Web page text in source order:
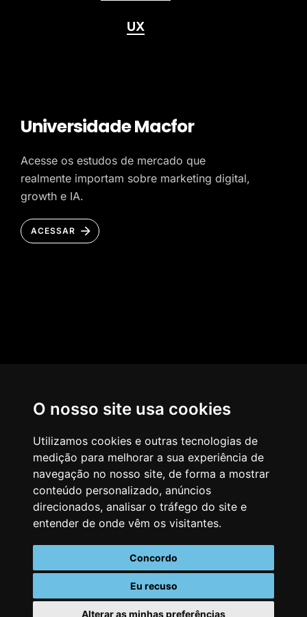
O nosso site usa cookies
Utilizamos cookies e outras tecnologias de
medição para melhorar a sua experiência de
navegação no nosso site, de forma a mostrar
conteúdo personalizado, anúncios
direcionados, analisar o tráfego do site e
entender de onde vêm os visitantes.
Concordo
Eu recuso
Alterar as minhas preferências
UX
Universidade Macfor
Acesse os estudos de mercado que
realmente importam sobre marketing digital,
growth e IA.
ACESSAR
AGÊNCIA
COMO PENSAMOS
NOSSOS SERVIÇOS
CASES & CLIENTES
BLOG
VAGAS
CONTATO